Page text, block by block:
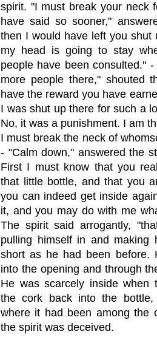
spirit. "I must break your neck
have said so sooner,"
then I would have left you shut
my head is going to stay
people have been consulted."
more people there," shouted
have the reward you have
I was shut up there for such a
No, it was a punishment. I am
I must break the neck of
- "Calm down," answered the
First I must know that you
that little bottle, and that you
you can indeed get inside
it, and you may do with me
The spirit said arrogantly,
pulling himself in and making
short as he had been before.
into the opening and through
He was scarcely inside when
the cork back into the
where it had been among the
the spirit was deceived.